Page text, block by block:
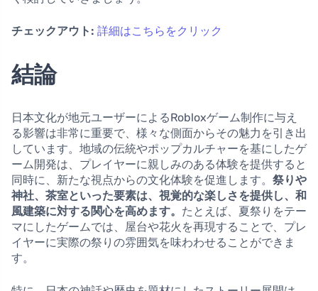
チェックアウト: 詳細はこちらをクリック
結論
日本文化が地元ユーザーによるRobloxゲーム制作に与え
る影響は非常に重要で、様々な側面からその魅力を引き出
しています。地域の伝統やポップカルチャーを基にしたゲ
ーム開発は、プレイヤーに親しみのある体験を提供すると
同時に、新たな視点からの文化体験を促進します。 祭りや
神社、茶室といった要素は、視覚的な楽しさを提供し、和
風建築に対する関心を高めます。 たとえば、夏祭りをテー
マにしたゲームでは、屋台や花火を再現することで、プレ
イヤーに実際の祭りの雰囲気を味わわせることができま
す。